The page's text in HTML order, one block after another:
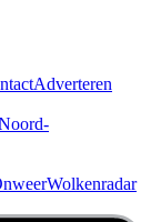
Adverteren
Wolkenradar